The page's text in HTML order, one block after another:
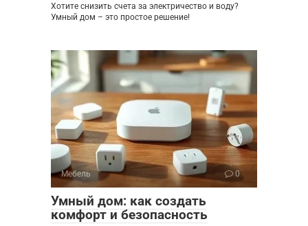
Хотите снизить счета за электричество и воду?
Умный дом – это простое решение!
Мебель 0
Умный дом: как создать
комфорт и безопасность